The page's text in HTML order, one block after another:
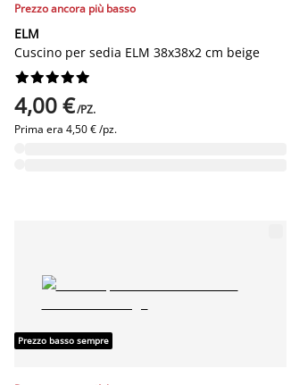
Prezzo ancora più basso
ELM
Cuscino per sedia ELM 38x38x2 cm beige






4,00 €/PZ.
Prima era 4,50 € /pz.
Prezzo basso sempre